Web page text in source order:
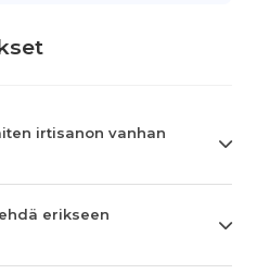
irtisanon vanhan
erikseen